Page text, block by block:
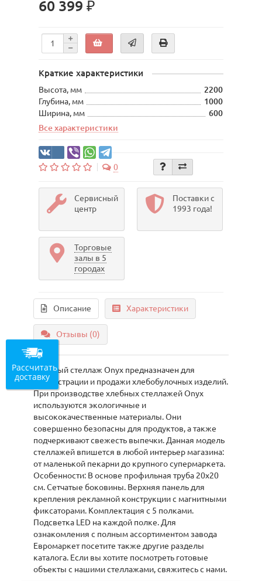
60 399 ₽
Краткие характеристики
Высота, мм
2200
Глубина, мм
1000
Ширина, мм
600
Все характеристики
0
Сервисный
центр
Поставки с
1993 года!
Торговые
залы в 5
городах
Описание Характеристики
Отзывы (0)
Хлебный стеллаж Onyx предназначен для
демонстрации и продажи хлебобулочных изделий.
При производстве хлебных стеллажей Onyx
используются экологичные и
высококачественные материалы. Они
совершенно безопасны для продуктов, а также
подчеркивают свежесть выпечки. Данная модель
стеллажей впишется в любой интерьер магазина:
от маленькой пекарни до крупного супермаркета.
Особенности: В основе профильная труба 20х20
см. Сетчатые боковины. Верхняя панель для
крепления рекламной конструкции с магнитными
фиксаторами. Комплектация с 5 полками.
Подсветка LED на каждой полке. Для
ознакомления с полным ассортиментом завода
Евромаркет посетите также другие разделы
каталога. Если вы хотите посмотреть готовые
объекты с нашими стеллажами, свяжитесь с нами.
Рассчитать
доставку